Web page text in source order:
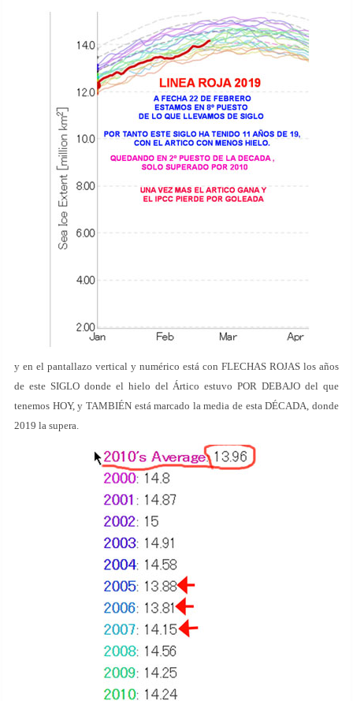
y en el pantallazo vertical y numérico está con FLECHAS ROJAS los años
de este SIGLO donde el hielo del Ártico estuvo POR DEBAJO del que
tenemos HOY, y TAMBIÉN está marcado la media de esta DÉCADA, donde
2019 la supera.